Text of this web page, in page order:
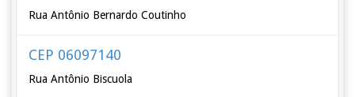
Rua Antônio Bernardo Coutinho
CEP 06097140
Rua Antônio Biscuola